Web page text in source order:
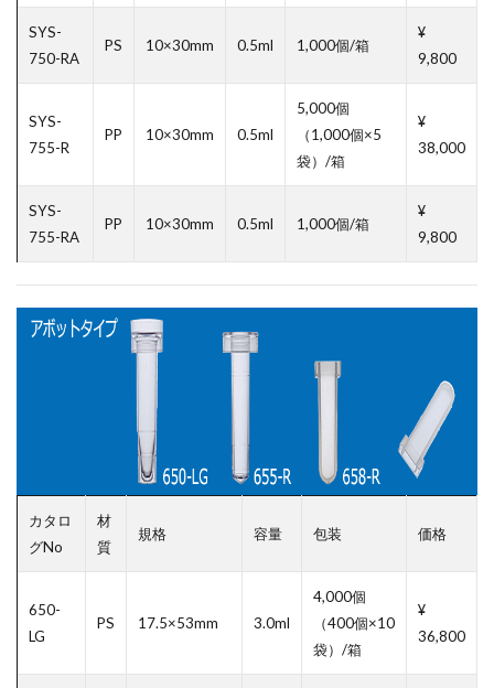
SYS-
750-RA
PS 10×30mm 0.5ml 1,000個/箱
¥
9,800
SYS-
755-R
PP 10×30mm 0.5ml
5,000個
（1,000個×5
袋）/箱
¥
38,000
SYS-
755-RA
PP 10×30mm 0.5ml 1,000個/箱
¥
9,800
カタロ
グNo
材
質
規格 容量 包装 価格
650-
LG
PS 17.5×53mm 3.0ml
4,000個
（400個×10
袋）/箱
¥
36,800